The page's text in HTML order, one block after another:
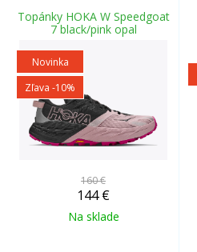
Topánky HOKA W Speedgoat
7 black/pink opal
Novinka
Zľava -10%
160 €
144 €
Na sklade